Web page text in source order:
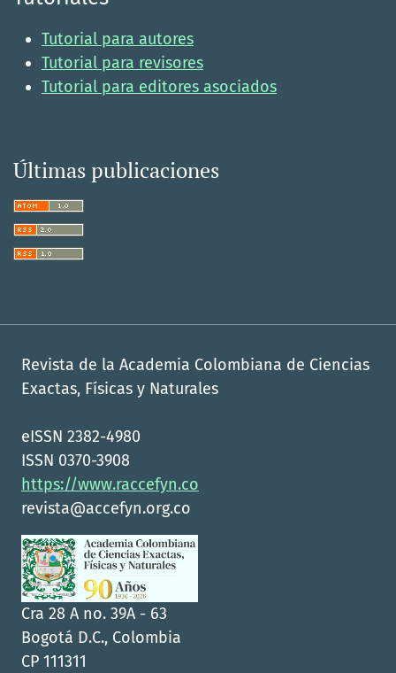
Tutorial para autores
Tutorial para revisores
Tutorial para editores asociados
Últimas publicaciones
Revista de la Academia Colombiana de Ciencias
Exactas, Físicas y Naturales
eISSN 2382-4980
ISSN 0370-3908
https://www.raccefyn.co
revista@accefyn.org.co
Cra 28 A no. 39A - 63
Bogotá D.C., Colombia
CP 111311